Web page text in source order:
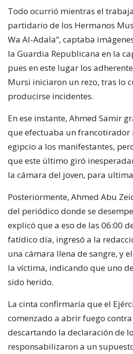
Todo ocurrió mientras el
partidario de los Hermanos
Wa Al-Adala”, captaba
la Guardia Republicana en la
pues en este lugar los
Mursi iniciaron un rezo, tras lo
producirse incidentes.
En ese instante, Ahmed Samir
que efectuaba un
egipcio a los manifestantes,
que este último giró
la cámara del joven, para
Posteriormente, Ahmed Abu
del periódico donde se
explicó que a eso de las 06:00
fatídico día, ingresó a la
una cámara llena de sangre, y
la víctima, indicando que uno
sido herido.
La cinta confirmaría que el
comenzado a abrir fuego
descartando la declaración de
responsabilizaron a un